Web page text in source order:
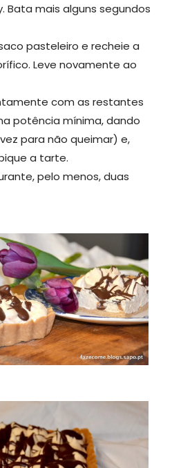
Bata mais alguns segundos
pasteleiro e recheie a
Leve novamente ao
com as restantes
potência mínima, dando
para não queimar) e,
a tarte.
pelo menos, duas